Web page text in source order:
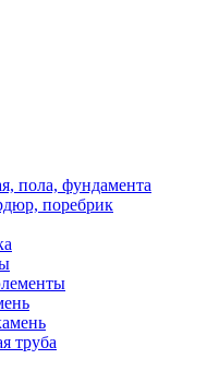
пола, фундамента
поребрик
труба